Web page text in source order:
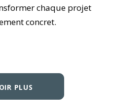
chaque projet
concret.
PLUS